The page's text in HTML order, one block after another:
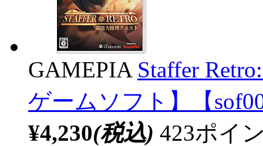
GAMEPIA Staffer
ゲームソフト】【
¥4,230(税込) 423ポイ